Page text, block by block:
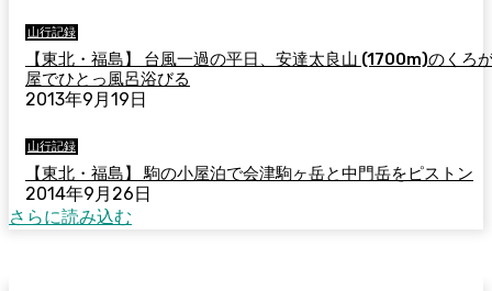
山行記録
【東北・福島】 台風一過の平日、安達太良山 (1700m)のくろ
屋でひとっ風呂浴びる
2013年9月19日
山行記録
【東北・福島】 駒の小屋泊で会津駒ヶ岳と中門岳をピストン
2014年9月26日
さらに読み込む